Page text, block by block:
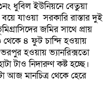
ধুবিল ইউনিয়নে বেতুয়া
যাওয়া সরকারি রাস্তার দুই
জমির সাথে প্রায়
থেকে ৪ ফুট চান্দি হওয়ায়
হওয়ায় ভ্যানরিক্সতো
টাও নিদারুণ কষ্ট হচ্ছে।
আজ মানচিত্র থেকে হেরে